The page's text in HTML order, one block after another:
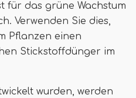
für das grüne Wachstum
Verwenden Sie dies,
Pflanzen einen
Stickstoffdünger im
wurden, werden